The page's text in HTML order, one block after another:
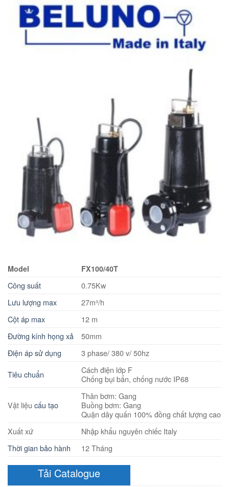
Model FX100/40T
Công suất
0.75Kw
Lưu lượng max
27m³/h
Cột áp max
12 m
Đường kính họng xả
50mm
Điện áp sử dụng
3 phase/ 380 v/ 50hz
Tiêu chuẩn
Cách điện lớp F
Chống bụi bẩn, chống nước IP68
Vật liệu cấu tạo
Thân bơm: Gang
Buồng bơm: Gang
Quận dây quấn 100% đồng chất lượng cao
Xuất xứ
Nhập khẩu nguyên chiếc Italy
Thời gian bảo hành
12 Tháng
Tải Catalogue